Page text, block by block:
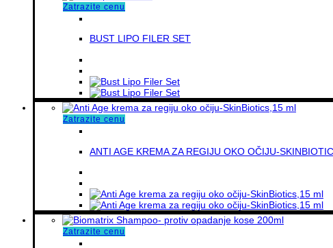
Zatrazite cenu
BUST LIPO FILER SET
Zatrazite cenu
ANTI AGE KREMA ZA REGIJU OKO OČIJU-
Zatrazite cenu